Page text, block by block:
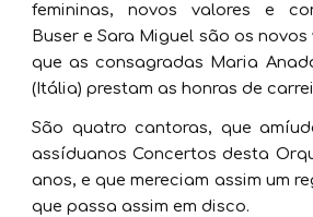
femininas, novos valores e
Buser e Sara Miguel são os
que as consagradas Maria
(Itália) prestam as honras de
São quatro cantoras, que
assíduanos Concertos desta
anos, e que mereciam assim um
que passa assim em disco.